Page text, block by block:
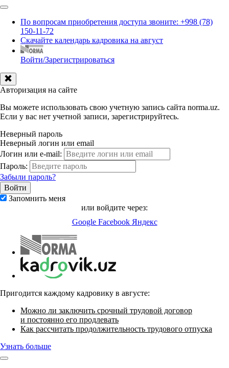
По вопросам приобретения доступа звоните: +998 (78)
150-11-72
Скачайте календарь кадровика на август
Войти/Зарегистрироваться
Авторизация на сайте
Вы можете использовать свою учетную запись сайта norma.uz.
Если у вас нет учетной записи, зарегистрируйтесь.
Неверный пароль
Неверный логин или email
Логин или e-mail:
Пароль:
Забыли пароль?
Запомнить меня
или войдите через:
Google Facebook Яндекс
Пригодится каждому кадровику в августе:
Можно ли заключить срочный трудовой договор
и постоянно его продлевать
Как рассчитать продолжительность трудового отпуска
Узнать больше